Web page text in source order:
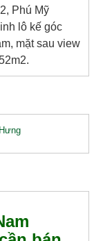
Phú Mỹ
lô kế góc
mặt sau view